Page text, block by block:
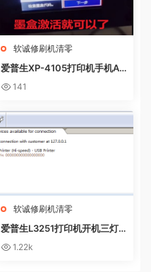
软诚修刷机清零
爱普生XP-4105打印机手机AP
P上点了更新固件之后不识别墨
141
软诚修刷机清零
爱普生L3251打印机开机三灯长
亮 无自检动作
1.22k